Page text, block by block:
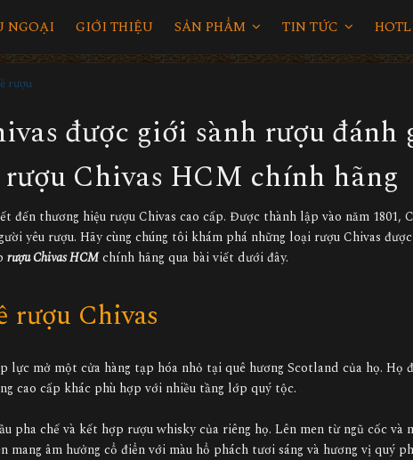
NGOẠI GIỚI THIỆU SẢN PHẨM TIN TỨC
rượu
được giới sành rượu đánh
Chivas HCM chính hãng
đến thương hiệu rượu Chivas cao cấp. Được thành lập vào năm 1801,
yêu rượu. Hãy cùng chúng tôi khám phá những loại rượu Chivas
rượu Chivas HCMchính hãng qua bài viết dưới đây.
rượu Chivas
lực mở một cửa hàng tạp hóa nhỏ tại quê hương Scotland của họ. Họ
cao cấp khác phù hợp với nhiều tầng lớp quý tộc.
pha chế và kết hợp rượu whisky của riêng họ. Lên men từ ngũ cốc và
mang âm hưởng cổ điển với màu hổ phách tươi sáng và hương vị quý